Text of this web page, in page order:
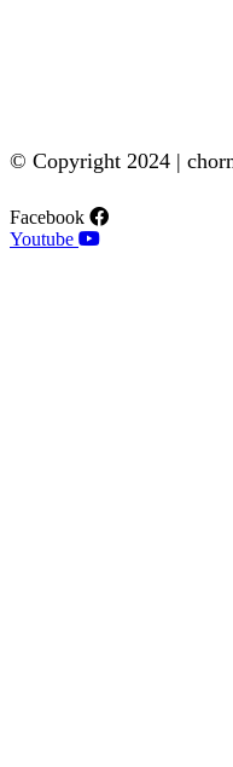
© Copyright 2024 |
Facebook
Youtube